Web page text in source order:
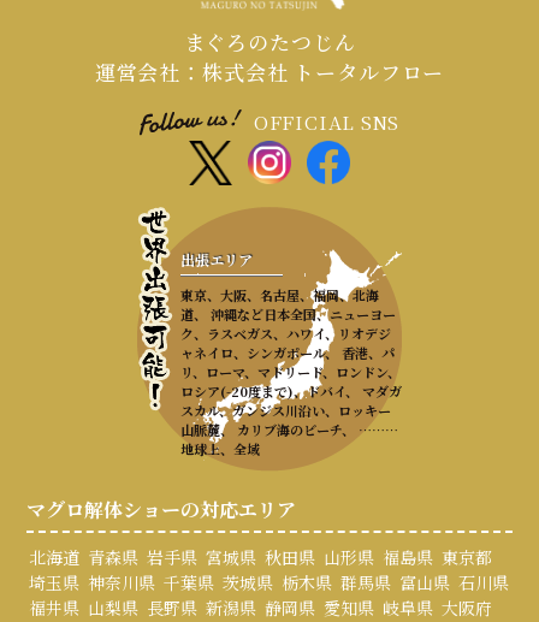
まぐろのたつじん
運営会社：株式会社 トータルフロー
OFFICIAL SNS
出張エリア
東京、大阪、名古屋、福岡、北海
道、 沖縄など日本全国、ニューヨー
ク、ラスベガス、ハワイ、リオデジ
ャネイロ、シンガポール、 香港、パ
リ、ローマ、マドリード、ロンドン、
ロシア(-20度まで)、ドバイ、 マダガ
スカル、ガンジス川沿い、ロッキー
山脈麓、 カリブ海のビーチ、 ………
地球上、全域
マグロ解体ショーの対応エリア
北海道 青森県 岩手県 宮城県 秋田県 山形県 福島県 東京都
埼玉県 神奈川県 千葉県 茨城県 栃木県 群馬県 富山県 石川県
福井県 山梨県 長野県 新潟県 静岡県 愛知県 岐阜県 大阪府